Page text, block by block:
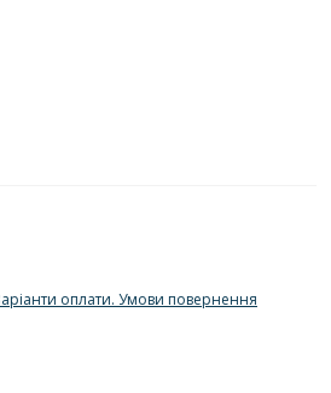
оплати. Умови повернення